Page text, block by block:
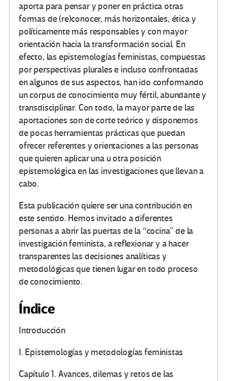
aporta para pensar y poner en práctica otras
formas de (re)conocer, más horizontales, ética y
políticamente más responsables y con mayor
orientación hacia la transformación social. En
efecto, las epistemologías feministas, compuestas
por perspectivas plurales e incluso confrontadas
en algunos de sus aspectos, han ido conformando
un corpus de conocimiento muy fértil, abundante y
transdisciplinar. Con todo, la mayor parte de las
aportaciones son de corte teórico y disponemos
de pocas herramientas prácticas que puedan
ofrecer referentes y orientaciones a las personas
que quieren aplicar una u otra posición
epistemológica en las investigaciones que llevan a
cabo.
Esta publicación quiere ser una contribución en
este sentido. Hemos invitado a diferentes
personas a abrir las puertas de la “cocina” de la
investigación feminista, a reflexionar y a hacer
transparentes las decisiones analíticas y
metodológicas que tienen lugar en todo proceso
de conocimiento.
Índice
Introducción
I. Epistemologías y metodologías feministas
Capítulo 1. Avances, dilemas y retos de las